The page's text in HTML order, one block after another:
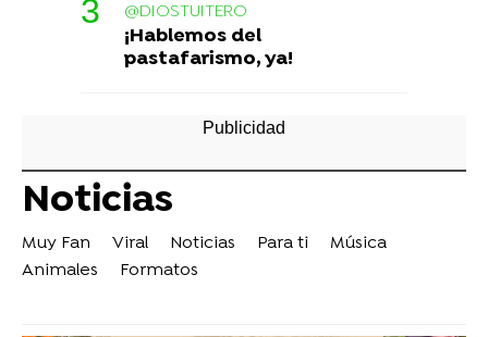
@DIOSTUITERO
¡Hablemos del
pastafarismo, ya!
Noticias
Muy Fan Viral Noticias Para ti
Música
Animales
Formatos